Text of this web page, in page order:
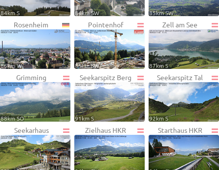
84km S 84km SW 85km SW
Rosenheim
86km W
Pointenhof
86km SW
Zell am See
87km S
Grimming
88km SO
Seekarspitz Berg
91km S
Seekarspitz Tal
92km S
Seekarhaus Zielhaus HKR Starthaus HKR